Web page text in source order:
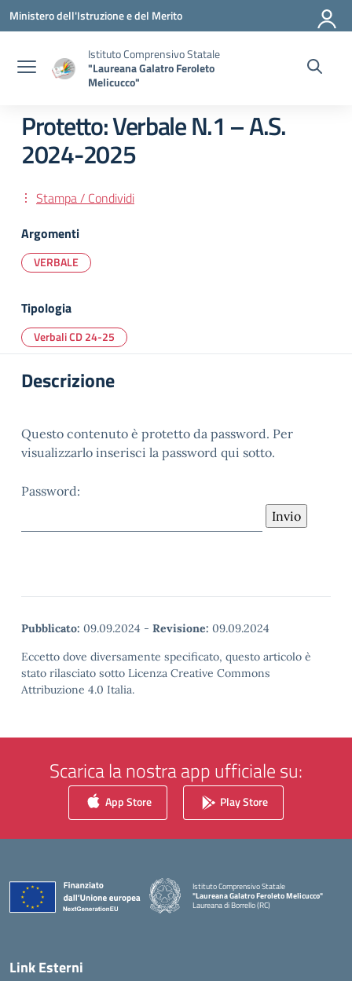
Vai ai contenuti
Vai al menu di navigazione
Vai al footer
Ministero dell'Istruzione e del Merito
Istituto Comprensivo Statale
"Laureana Galatro Feroleto
Melicucco"
Protetto: Verbale N.1 – A.S.
2024-2025
Stampa / Condividi
Argomenti
VERBALE
Tipologia
Verbali CD 24-25
Descrizione
Questo contenuto è protetto da password. Per
visualizzarlo inserisci la password qui sotto.
Password:
Pubblicato: 09.09.2024 - Revisione: 09.09.2024
Eccetto dove diversamente specificato, questo articolo è
stato rilasciato sotto Licenza Creative Commons
Attribuzione 4.0 Italia.
Scarica la nostra app ufficiale su:
App Store Play Store
Istituto Comprensivo Statale
"Laureana Galatro Feroleto Melicucco"
Laureana di Borrello (RC)
Link Esterni